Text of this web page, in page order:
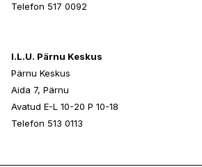
Telefon 517 0092
I.L.U. Pärnu Keskus
Pärnu Keskus
Aida 7, Pärnu
Avatud E-L 10-20 P 10-18
Telefon 513 0113